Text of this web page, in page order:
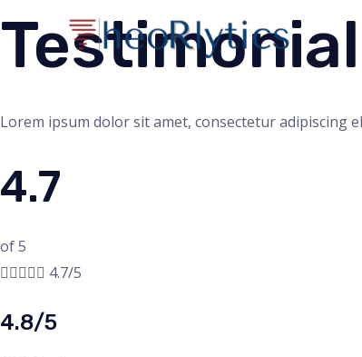
content
Testimonial
Lorem ipsum dolor sit amet, consectetur adipiscing
4.7
of 5
 4.7/5
4.8/5